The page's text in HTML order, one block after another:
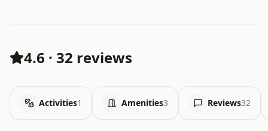
4.6 · 32 reviews
Activities1 Amenities3 Reviews32